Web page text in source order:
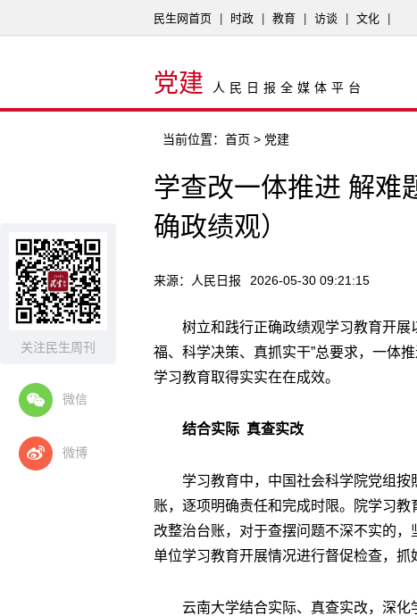
关注民生周刊
微信
微博
民生网首页 时政 教育 访谈 文化
党建 人民日报全媒体平台
当前位置： 首页 > 党建
学查改一体推进 解难
确政绩观）
来源：人民日报 2026-05-30 09:21:15
树立和践行正确政绩观学习教育开
福、科学决策、真抓实干”总要求，一体
学习教育取得实实在在成效。
结合实际 真查实改
学习教育中，中国社会科学院党组按
账，逐项明确责任和完成时限。院学习
改整治台账，对于查摆问题不深不实的
单位学习教育开展情况进行督促检查，抓
云南大学结合实际、真查实改，深